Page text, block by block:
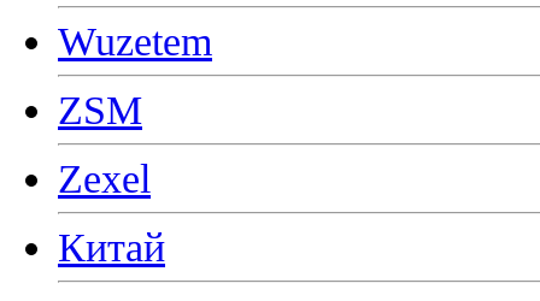
Wuzetem
ZSM
Zexel
Китай